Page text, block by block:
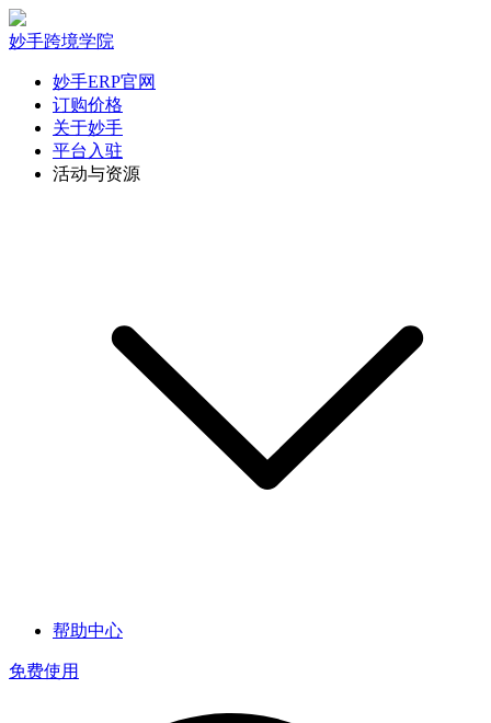
妙手跨境学院
妙手ERP官网
订购价格
关于妙手
平台入驻
活动与资源
帮助中心
免费使用